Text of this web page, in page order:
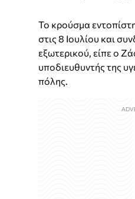
Το κρούσμα
στις 8 Ιουλίου και
εξωτερικού, είπε ο
υποδιευθυντής της
πόλης.